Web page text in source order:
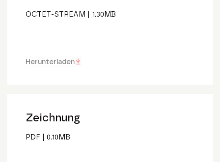
OCTET-STREAM 1.30MB
Herunterladen
Zeichnung
PDF 0.10MB